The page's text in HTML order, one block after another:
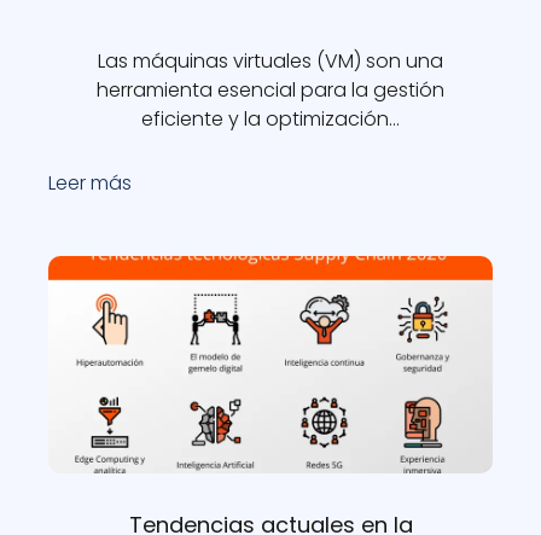
Las máquinas virtuales (VM) son una
herramienta esencial para la gestión
eficiente y la optimización…
Leer más
Tendencias actuales en la